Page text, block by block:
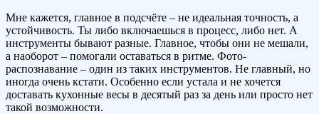
Мне кажется, главное в подсчёте – не идеальная точность, а
устойчивость. Ты либо включаешься в процесс, либо нет. А
инструменты бывают разные. Главное, чтобы они не мешали,
а наоборот – помогали оставаться в ритме. Фото-
распознавание – один из таких инструментов. Не главный, но
иногда очень кстати. Особенно если устала и не хочется
доставать кухонные весы в десятый раз за день или просто нет
такой возможности.